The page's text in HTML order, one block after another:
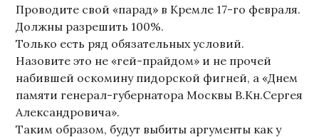
Проводите свой «парад» в Кремле 17-го февраля.
Должны разрешить 100%.
Только есть ряд обязательных условий.
Назовите это не «гей-прайдом» и не прочей
набившей оскомину пидорской фигней, а «Днем
памяти генерал-губернатора Москвы В.Кн.Сергея
Александровича».
Таким образом, будут выбиты аргументы как у